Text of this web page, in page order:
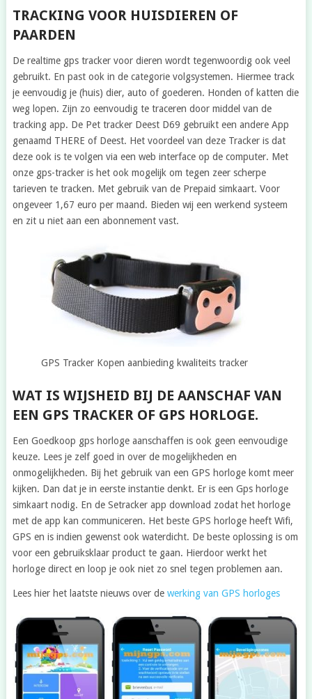
TRACKING VOOR HUISDIEREN OF
PAARDEN
De realtime gps tracker voor dieren wordt tegenwoordig ook veel
gebruikt. En past ook in de categorie volgsystemen. Hiermee track
je eenvoudig je (huis) dier, auto of goederen. Honden of katten die
weg lopen. Zijn zo eenvoudig te traceren door middel van de
tracking app. De Pet tracker Deest D69 gebruikt een andere App
genaamd THERE of Deest. Het voordeel van deze Tracker is dat
deze ook is te volgen via een web interface op de computer. Met
onze gps-tracker is het ook mogelijk om tegen zeer scherpe
tarieven te tracken. Met gebruik van de Prepaid simkaart. Voor
ongeveer 1,67 euro per maand. Bieden wij een werkend systeem
en zit u niet aan een abonnement vast.
GPS Tracker Kopen aanbieding kwaliteits tracker
WAT IS WIJSHEID BIJ DE AANSCHAF VAN
EEN GPS TRACKER OF GPS HORLOGE.
Een Goedkoop gps horloge aanschaffen is ook geen eenvoudige
keuze. Lees je zelf goed in over de mogelijkheden en
onmogelijkheden. Bij het gebruik van een GPS horloge komt meer
kijken. Dan dat je in eerste instantie denkt. Er is een Gps horloge
simkaart nodig. En de Setracker app download zodat het horloge
met de app kan communiceren. Het beste GPS horloge heeft Wifi,
GPS en is indien gewenst ook waterdicht. De beste oplossing is om
voor een gebruiksklaar product te gaan. Hierdoor werkt het
horloge direct en loop je ook niet zo snel tegen problemen aan.
Lees hier het laatste nieuws over de werking van GPS horloges